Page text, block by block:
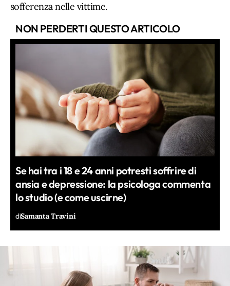
sofferenza nelle vittime.
NON PERDERTI QUESTO ARTICOLO
Se hai tra i 18 e 24 anni potresti soffrire di
ansia e depressione: la psicologa commenta
lo studio (e come uscirne)
diSamanta Travini